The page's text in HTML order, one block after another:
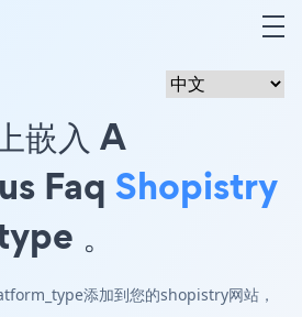
嵌入 A
Faq Shopistry
。
添加到您的shopistry网站，